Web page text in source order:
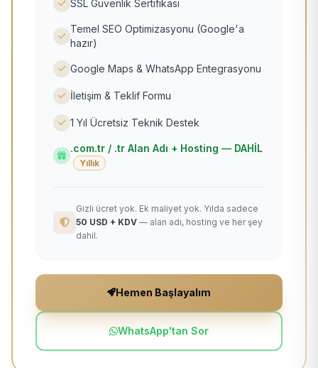
SSL Güvenlik Sertifikası
Temel SEO Optimizasyonu (Google'a
hazır)
Google Maps & WhatsApp Entegrasyonu
İletişim & Teklif Formu
1 Yıl Ücretsiz Teknik Destek
.com.tr / .tr Alan Adı + Hosting — DAHİL
Yıllık
Gizli ücret yok. Ek maliyet yok. Yılda sadece
50 USD + KDV — alan adı, hosting ve her şey
dahil.
Hemen Başlayalım
WhatsApp'tan Sor